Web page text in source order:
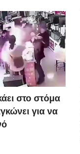
στο στόμα
για να